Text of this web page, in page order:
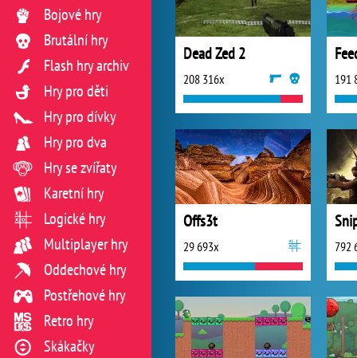
Dead Zed 2
208 316x 191
Offs3t
29 693x 792
Bojové hry
Brutální hry
Flash hry archiv
Hry pro děti
Hry pro dívky
Hry pro dva
Hry se zvířaty
Karetní hry
Logické hry
Multiplayer hry
Oddechové hry
Postřehové hry
Retro hry
Skákačky